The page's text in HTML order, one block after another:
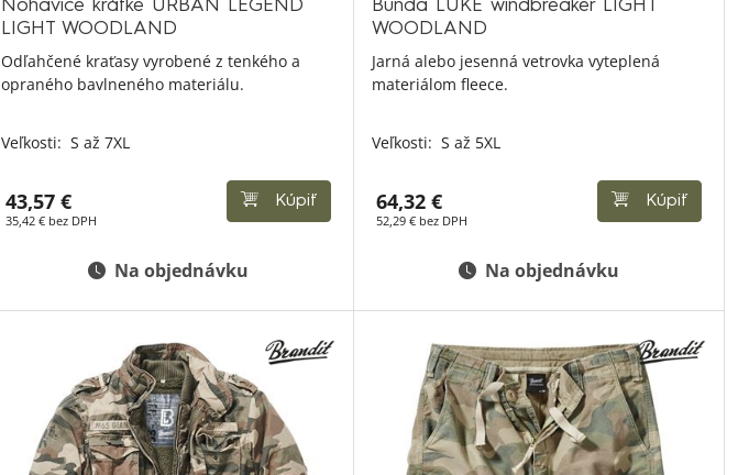
Nohavice krátke URBAN LEGEND
LIGHT WOODLAND
Odľahčené kraťasy vyrobené z tenkého a
opraného bavlneného materiálu.
Veľkosti: S až 7XL
43,57 €
35,42 € bez DPH
Kúpiť
Na objednávku
Bunda LUKE windbreaker LIGHT
WOODLAND
Jarná alebo jesenná vetrovka vyteplená
materiálom fleece.
Veľkosti: S až 5XL
64,32 €
52,29 € bez DPH
Kúpiť
Na objednávku